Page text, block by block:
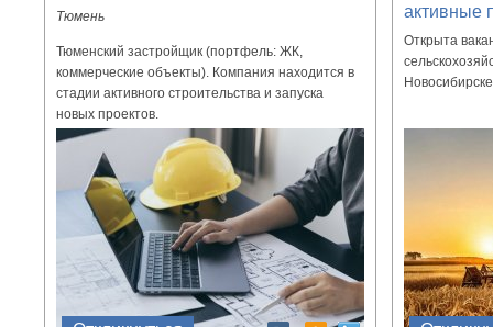
Тюмень
Тюменский застройщик (портфель: ЖК,
коммерческие объекты). Компания находится в
стадии активного строительства и запуска
новых проектов.
активные
Открыта